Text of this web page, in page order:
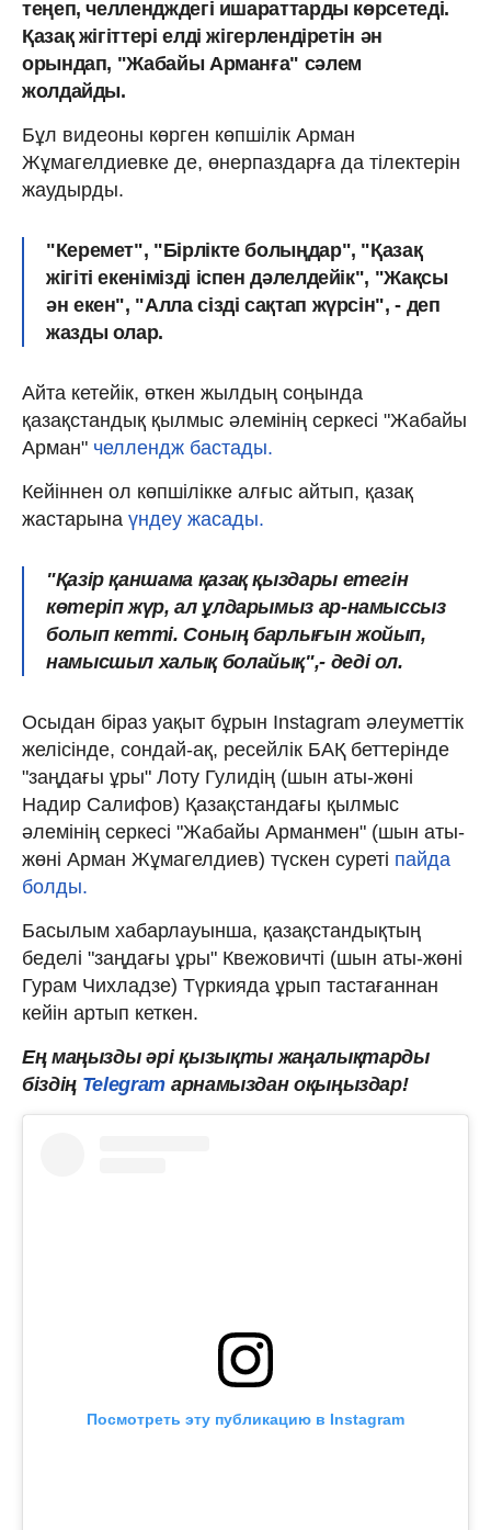
теңеп, челлендждегі ишараттарды көрсетеді.
Қазақ жігіттері елді жігерлендіретін ән
орындап, "Жабайы Арманға" сәлем
жолдайды.
Бұл видеоны көрген көпшілік Арман
Жұмагелдиевке де, өнерпаздарға да тілектерін
жаудырды.
"Керемет", "Бірлікте болыңдар", "Қазақ
жігіті екенімізді іспен дәлелдейік", "Жақсы
ән екен", "Алла сізді сақтап жүрсін", - деп
жазды олар.
Айта кетейік, өткен жылдың соңында
қазақстандық қылмыс әлемінің серкесі "Жабайы
Арман" челлендж бастады.
Кейіннен ол көпшілікке алғыс айтып, қазақ
жастарына үндеу жасады.
"Қазір қаншама қазақ қыздары етегін
көтеріп жүр, ал ұлдарымыз ар-намыссыз
болып кетті. Соның барлығын жойып,
намысшыл халық болайық",- деді ол.
Осыдан біраз уақыт бұрын Instagram әлеуметтік
желісінде, сондай-ақ, ресейлік БАҚ беттерінде
"заңдағы ұры" Лоту Гулидің (шын аты-жөні
Надир Салифов) Қазақстандағы қылмыс
әлемінің серкесі "Жабайы Арманмен" (шын аты-
жөні Арман Жұмагелдиев) түскен суреті пайда
болды.
Басылым хабарлауынша, қазақстандықтың
беделі "заңдағы ұры" Квежовичті (шын аты-жөні
Гурам Чихладзе) Түркияда ұрып тастағаннан
кейін артып кеткен.
Ең маңызды әрі қызықты жаңалықтарды
біздің Telegram арнамыздан оқыңыздар!
Посмотреть эту публикацию в Instagram